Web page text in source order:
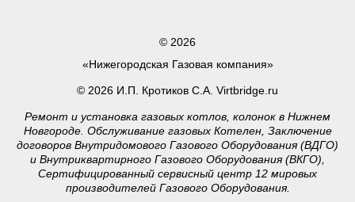
© 2026
«Нижегородская Газовая компания»
© 2026 И.П. Кротиков С.А. Virtbridge.ru
Ремонт и установка газовых котлов, колонок в Нижнем
Новгороде. Обслуживание газовых Котелен, Заключение
договоров Внутридомового Газового Оборудования (ВДГО)
и Внутриквартирного Газового Оборудования (ВКГО),
Сертифицированный сервисный центр 12 мировых
производителей Газового Оборудования.